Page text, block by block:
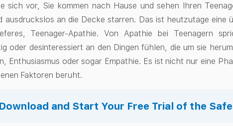
sich vor, Sie kommen nach Hause und sehen Ihren
ausdruckslos an die Decke starren. Das ist heutzutage eine
Teenager-Apathie. Von Apathie bei Teenagern
oder desinteressiert an den Dingen fühlen, die um sie
Enthusiasmus oder sogar Empathie. Es ist nicht nur eine
Faktoren beruht.
Download and Start Your Free Trial of the